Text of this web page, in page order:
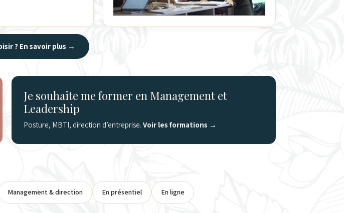
? En savoir plus →
Je souhaite me former en Management et
Leadership
Posture, MBTI, direction d’entreprise. Voir les formations →
Management & direction En présentiel En ligne